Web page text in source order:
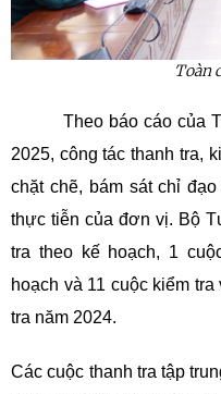
Toàn
Theo báo cáo của
2025, công tác thanh tra,
chặt chẽ, bám sát chỉ
thực tiễn của đơn vị. Bộ
tra theo kế hoạch, 1
hoạch và 11 cuộc kiểm
tra năm 2024.
Các cuộc thanh tra tập